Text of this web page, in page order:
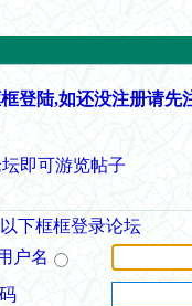
登陆,如还没注册请先
即可游览帖子
下框框登录论坛
户名